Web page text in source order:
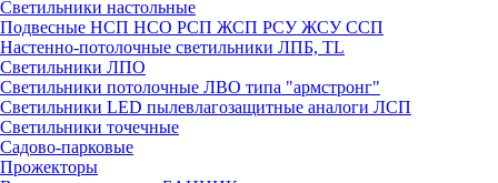
Светильники настольные
Подвесные НСП НСО РСП ЖСП РСУ ЖСУ ССП
Настенно-потолочные светильники ЛПБ, TL
Светильники ЛПО
Светильники потолочные ЛВО типа "армстронг"
Светильники LED пылевлагозащитные аналоги ЛСП
Светильники точечные
Садово-парковые
Прожекторы